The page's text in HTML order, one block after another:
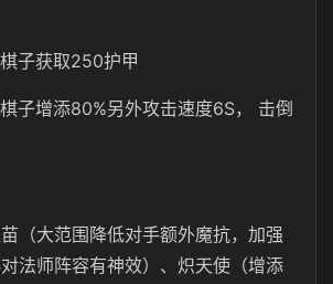
子获取250护甲
子增添80%另外攻击速度6S， 击倒
（大范围降低对手额外魔抗，加强
法师阵容有神效）、炽天使（增添